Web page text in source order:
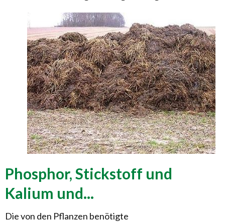
Phosphor, Stickstoff und
Kalium und...
Die von den Pflanzen benötigte